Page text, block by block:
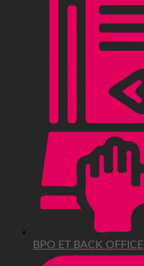
BPO ET BACK OFFICE